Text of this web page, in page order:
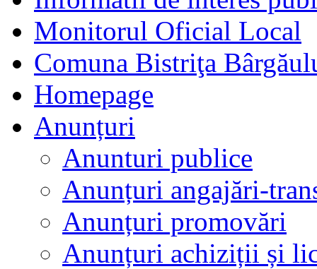
Monitorul Oficial Local
Comuna Bistriţa
Homepage
Anunțuri
Anunturi publice
Anunțuri angajări-
Anunțuri promovări
Anunțuri achiziții și